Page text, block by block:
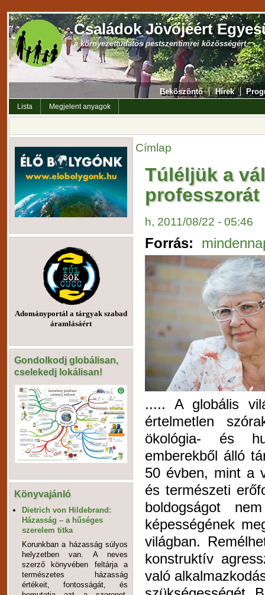
Családok Jövőjéért
a környezettudatos pestszentimrei közösségért
Beköszöntő Hírek
Lista Megjelent anyagok
Adományportál a tárgyak szabad
áramlásáért
Gondolkodj globálisan,
cselekedj lokálisan!
Könyvajánló
Dietrich von Hildebrand:
Házasság – a hűséges
szerelem titka
Korunkban a házasság súlyos
helyzetben van. A neves
szerző könyvében feltárja a
természetes házasság
értékeit, fontosságát, és
Címlap
Túléljük a
h, 2011/08/22 - 05:46
Forrás:
..... A globális
értelmetlen
ökológia- és
emberekből álló
50 évben, mint a
és természeti
boldogságot
képességének
világban.
konstruktív
való